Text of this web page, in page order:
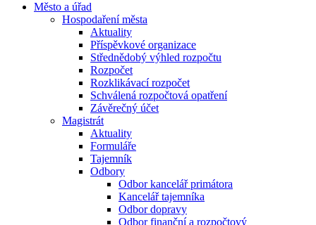
Město a úřad
Hospodaření města
Aktuality
Příspěvkové organizace
Střednědobý výhled rozpočtu
Rozpočet
Rozklikávací rozpočet
Schválená rozpočtová opatření
Závěrečný účet
Magistrát
Aktuality
Formuláře
Tajemník
Odbory
Odbor kancelář primátora
Kancelář tajemníka
Odbor dopravy
Odbor finanční a rozpočtový